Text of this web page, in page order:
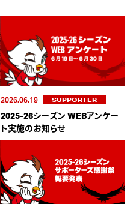
2026.06.19 SUPPORTER
2025-26シーズン WEBアンケー
ト実施のお知らせ